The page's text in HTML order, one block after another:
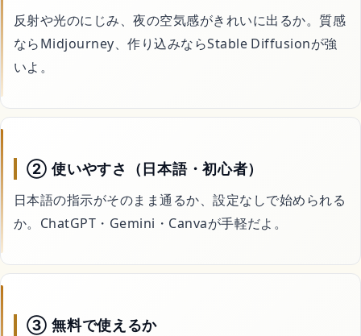
反射や光のにじみ、夜の空気感がきれいに出るか。質感
ならMidjourney、作り込みならStable Diffusionが強
いよ。
② 使いやすさ（日本語・初心者）
日本語の指示がそのまま通るか、設定なしで始められる
か。ChatGPT・Gemini・Canvaが手軽だよ。
③ 無料で使えるか